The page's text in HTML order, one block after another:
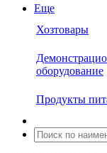
Еще
Хозтовары
оборудование
Продукты